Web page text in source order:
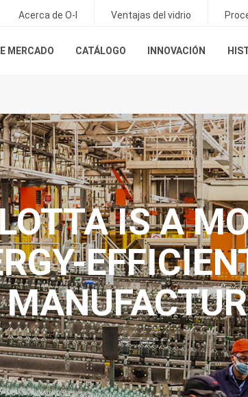
Acerca de O-I Ventajas del vidrio
MERCADO CATÁLOGO INNOVACIÓN
IS A